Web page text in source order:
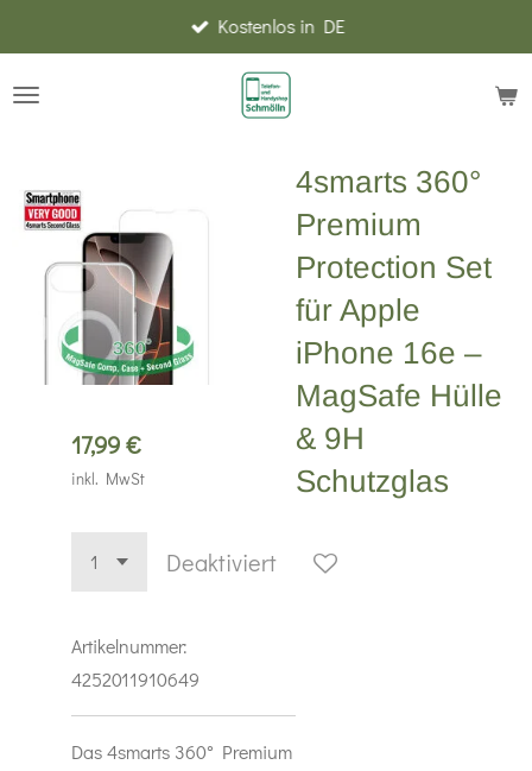
Hauptinhalt
springen
Kostenlos in DE
4smarts 360°
Premium
Protection Set
für Apple
iPhone 16e –
MagSafe Hülle
& 9H
Schutzglas
17,99 €
inkl. MwSt
Deaktiviert
Artikelnummer:
4252011910649
Das 4smarts 360° Premium